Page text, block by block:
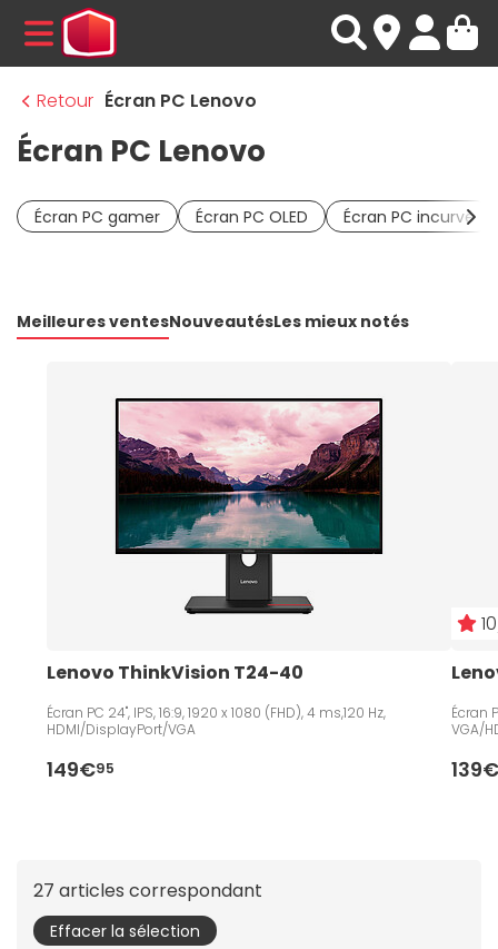
MENU
Retour Écran PC Lenovo
Écran PC Lenovo
Écran PC gamer Écran PC OLED Écran PC incurvé
Meilleures ventesNouveautésLes mieux notés
Lenovo ThinkVision T24-40
Écran PC 24", IPS, 16:9, 1920 x 1080 (FHD), 4 ms,120 Hz,
HDMI/DisplayPort/VGA
149€95
Écran
VGA/
27 articles correspondant
Effacer la sélection